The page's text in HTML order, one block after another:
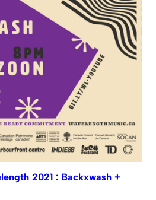
2021 : Backxwash +